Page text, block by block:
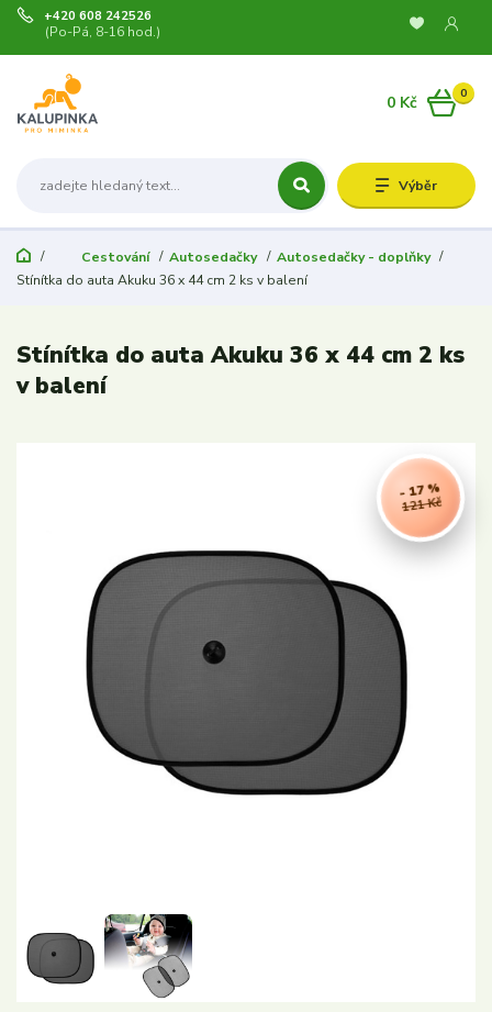
Výběr
+420 608 242526
(Po-Pá, 8-16 hod.)
0
0 Kč
Cestování Autosedačky
Autosedačky - doplňky
Stínítka do auta Akuku 36 x 44 cm 2 ks v balení
Stínítka do auta Akuku 36 x 44 cm 2 ks
v balení
121 Kč
- 17 %